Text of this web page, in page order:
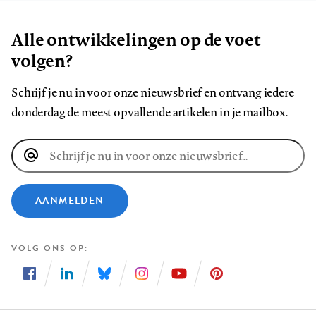
Alle ontwikkelingen op de voet
volgen?
Schrijf je nu in voor onze nieuwsbrief en ontvang iedere
donderdag de meest opvallende artikelen in je mailbox.
E-
mailadres
AANMELDEN
VOLG ONS OP
ons
ons
ons
ons
ons
ons